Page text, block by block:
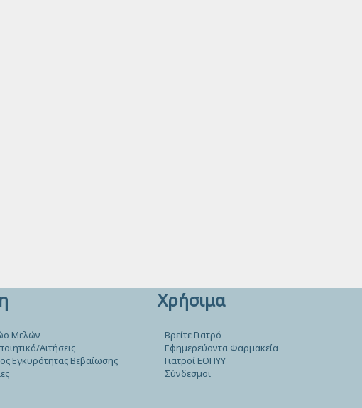
Μελών
Αιτήσεις
Εγκυρότητας Βεβαίωσης
Χρήσιμα
Βρείτε Γιατρό
Εφημερεύοντα Φαρμακεία
Γιατροί ΕΟΠΥΥ
Σύνδεσμοι